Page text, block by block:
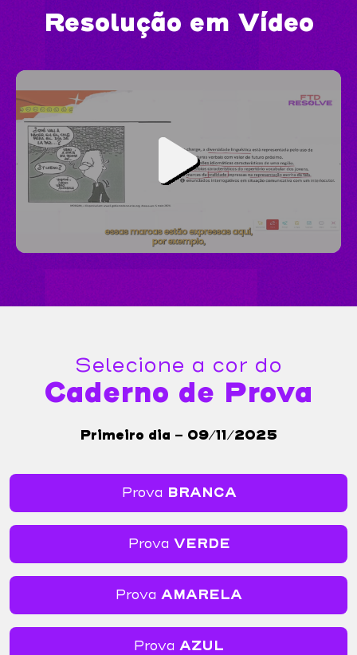
Resolução em Vídeo
Selecione a cor do
Caderno de Prova
Primeiro dia - 09/11/2025
Prova BRANCA
Prova VERDE
Prova AMARELA
Prova AZUL